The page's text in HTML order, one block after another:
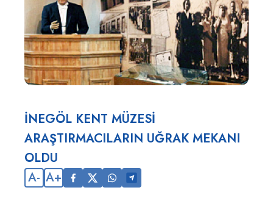
İNEGÖL KENT MÜZESİ
ARAŞTIRMACILARIN UĞRAK MEKANI
OLDU
A- A+